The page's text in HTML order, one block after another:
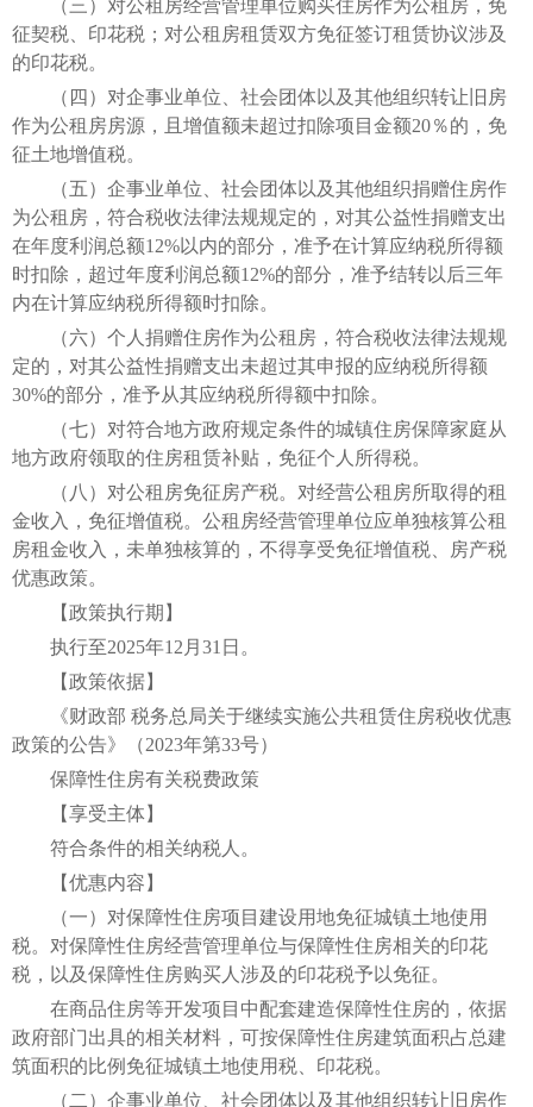
（三）对公租房经营管理单位购买住房作为公租房，免
征契税、印花税；对公租房租赁双方免征签订租赁协议涉及
的印花税。
（四）对企事业单位、社会团体以及其他组织转让旧房
作为公租房房源，且增值额未超过扣除项目金额20％的，免
征土地增值税。
（五）企事业单位、社会团体以及其他组织捐赠住房作
为公租房，符合税收法律法规规定的，对其公益性捐赠支出
在年度利润总额12%以内的部分，准予在计算应纳税所得额
时扣除，超过年度利润总额12%的部分，准予结转以后三年
内在计算应纳税所得额时扣除。
（六）个人捐赠住房作为公租房，符合税收法律法规规
定的，对其公益性捐赠支出未超过其申报的应纳税所得额
30%的部分，准予从其应纳税所得额中扣除。
（七）对符合地方政府规定条件的城镇住房保障家庭从
地方政府领取的住房租赁补贴，免征个人所得税。
（八）对公租房免征房产税。对经营公租房所取得的租
金收入，免征增值税。公租房经营管理单位应单独核算公租
房租金收入，未单独核算的，不得享受免征增值税、房产税
优惠政策。
【政策执行期】
执行至2025年12月31日。
【政策依据】
《财政部 税务总局关于继续实施公共租赁住房税收优惠
政策的公告》（2023年第33号）
保障性住房有关税费政策
【享受主体】
符合条件的相关纳税人。
【优惠内容】
（一）对保障性住房项目建设用地免征城镇土地使用
税。对保障性住房经营管理单位与保障性住房相关的印花
税，以及保障性住房购买人涉及的印花税予以免征。
在商品住房等开发项目中配套建造保障性住房的，依据
政府部门出具的相关材料，可按保障性住房建筑面积占总建
筑面积的比例免征城镇土地使用税、印花税。
（二）企事业单位、社会团体以及其他组织转让旧房作